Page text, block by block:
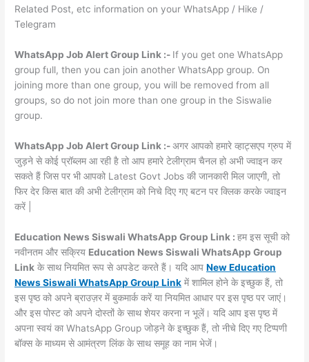
Related Post, etc information on your WhatsApp / Hike /
Telegram
WhatsApp Job Alert Group Link :- If you get one WhatsApp
group full, then you can join another WhatsApp group. On
joining more than one group, you will be removed from all
groups, so do not join more than one group in the Siswalie
group.
WhatsApp Job Alert Group Link :-अगर आपको हमारे व्हाट्सएप ग्रुप में
जुड़ने से कोई प्रॉब्लम आ रही है तो आप हमारे टेलीग्राम चैनल हो अभी ज्वाइन कर
सकते हैं जिस पर भी आपको Latest Govt Jobs की जानकारी मिल जाएगी, तो
फिर देर किस बात की अभी टेलीग्राम को निचे दिए गए बटन पर क्लिक करके ज्वाइन
करें |
Education News Siswali WhatsApp Group Link :हम इस सूची को
नवीनतम और सक्रिय Education News Siswali WhatsApp Group
Link के साथ नियमित रूप से अपडेट करते हैं। यदि आपNew Education
News Siswali WhatsApp Group Link में शामिल होने के इच्छुक हैं, तो
इस पृष्ठ को अपने ब्राउज़र में बुकमार्क करें या नियमित आधार पर इस पृष्ठ पर जाएं।
और इस पोस्ट को अपने दोस्तों के साथ शेयर करना न भूलें। यदि आप इस पृष्ठ में
अपना स्वयं का WhatsApp Group जोड़ने के इच्छुक हैं, तो नीचे दिए गए टिप्पणी
बॉक्स के माध्यम से आमंत्रण लिंक के साथ समूह का नाम भेजें।